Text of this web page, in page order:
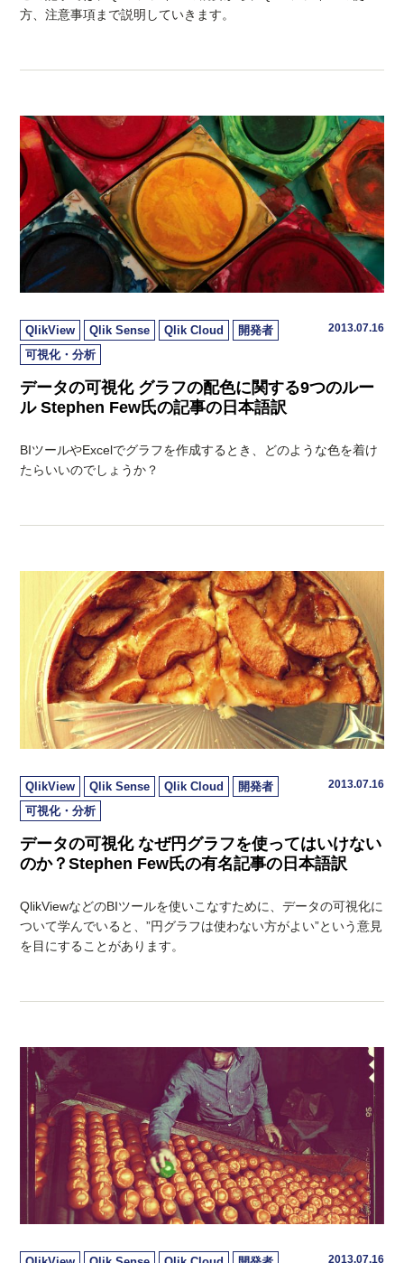
方、注意事項まで説明していきます。
QlikView Qlik Sense Qlik Cloud
開発者
可視化・分析
2013.07.16
データの可視化 グラフの配色に関する9つのルー
ル Stephen Few氏の記事の日本語訳
BIツールやExcelでグラフを作成するとき、どのような色を着け
たらいいのでしょうか？
QlikView Qlik Sense Qlik Cloud
開発者
可視化・分析
2013.07.16
データの可視化 なぜ円グラフを使ってはいけない
のか？Stephen Few氏の有名記事の日本語訳
QlikViewなどのBIツールを使いこなすために、データの可視化に
ついて学んでいると、”円グラフは使わない方がよい”という意見
を目にすることがあります。
2013.07.16